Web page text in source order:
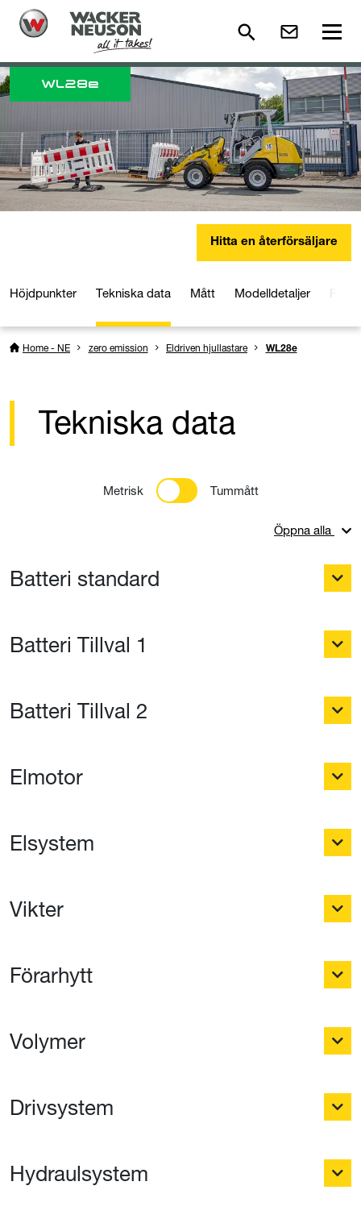
WL28e
Hitta en återförsäljare
Höjdpunkter Tekniska data Mått Modelldetaljer
Home - NE zero emission Eldriven hjullastare WL28e
Tekniska data
Metrisk Tummått
Öppna alla
Batteri standard
Batteri Tillval 1
Batteri Tillval 2
Elmotor
Elsystem
Vikter
Förarhytt
Volymer
Drivsystem
Hydraulsystem